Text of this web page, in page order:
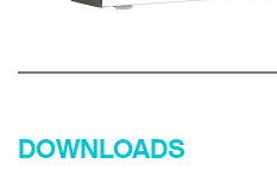
DOWNLOADS